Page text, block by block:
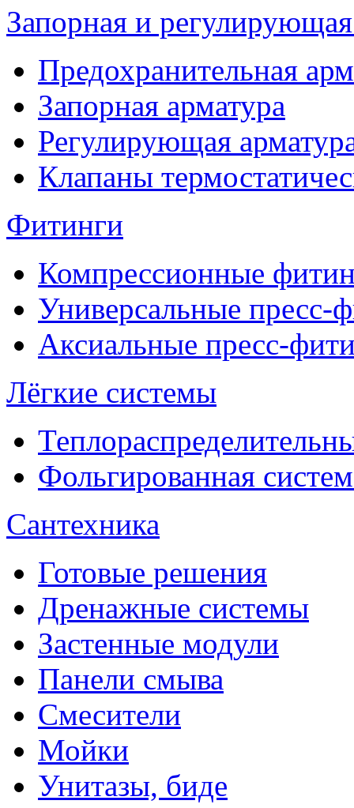
Запорная и
Предохранительная
Запорная арматура
Регулирующая
Клапаны
Фитинги
Компрессионные
Универсальные пресс-
Аксиальные пресс-
Лёгкие системы
Фольгированная
Сантехника
Готовые решения
Дренажные системы
Застенные модули
Панели смыва
Смесители
Мойки
Унитазы, биде